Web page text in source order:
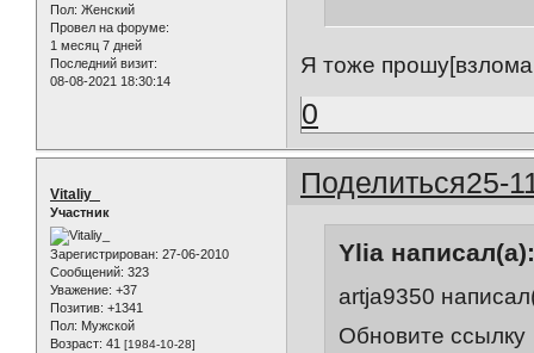
Пол: Женский
Провел на форуме:
1 месяц 7 дней
Последний визит:
08-08-2021 18:30:14
Я тоже
0
Поделиться25-
Vitaliy_
Участник
Зарегистрирован: 27-06-2010
Сообщений: 323
Уважение: +37
Позитив: +1341
Пол: Мужской
Возраст: 41 [1984-10-28]
Ylia написал(а):
artja9350
Обновите ссылку